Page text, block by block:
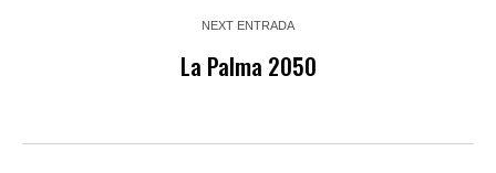
NEXT ENTRADA
La Palma 2050